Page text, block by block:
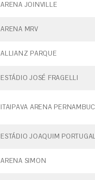
ARENA JOINVILLE
ARENA MRV
ALLIANZ PARQUE
ESTÁDIO JOSÉ FRAGELLI
ITAIPAVA ARENA
ESTÁDIO JOAQUIM
ARENA SIMON